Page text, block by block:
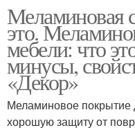
Плиты с меламиновым
покрытием
Меламиновая губка
Меламиновая
это.
мебели: что
минусы,
«Декор»
Меламиновое покрытие
хорошую защиту от